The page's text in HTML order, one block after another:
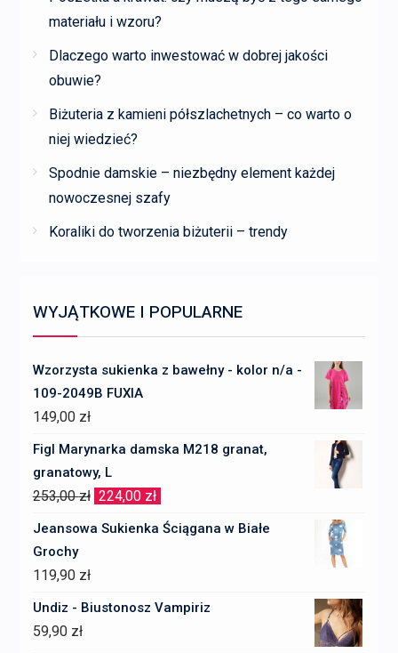
materiału i wzoru?
Dlaczego warto inwestować w dobrej jakości
obuwie?
Biżuteria z kamieni półszlachetnych – co warto o
niej wiedzieć?
Spodnie damskie – niezbędny element każdej
nowoczesnej szafy
Koraliki do tworzenia biżuterii – trendy
WYJĄTKOWE I POPULARNE
Wzorzysta sukienka z bawełny - kolor n/a -
109-2049B FUXIA
149,00 zł
Figl Marynarka damska M218 granat,
granatowy, L
253,00zł Pierwotna
cena
224,00 zł
cena
Jeansowa Sukienka Ściągana w Białe
Grochy
119,90 zł
Undiz - Biustonosz Vampiriz
59,90 zł